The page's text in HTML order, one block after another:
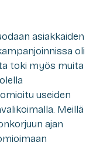
asiakkaiden
oli
toki myös muita
useiden
Meillä
ajan